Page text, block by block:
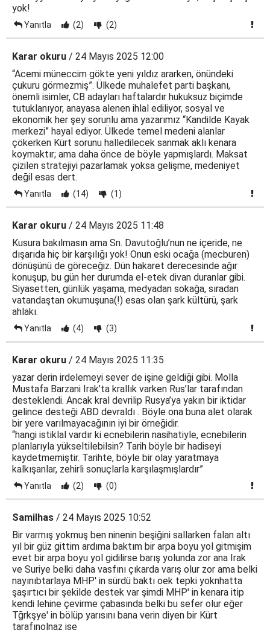
yok!
Yanıtla (2) (2)
Karar okuru / 24 Mayıs 2025 12:00
“Acemi müneccim gökte yeni yıldız ararken, önündeki
çukuru görmezmiş”. Ülkede muhalefet parti başkanı,
önemli isimler, CB adayları haftalardır hukuksuz biçimde
tutuklanıyor, anayasa alenen ihlal ediliyor, sosyal ve
ekonomik her şey sorunlu ama yazarımız “Kandilde Kayak
merkezi” hayal ediyor. Ülkede temel medeni alanlar
çökerken Kürt sorunu halledilecek sanmak aklı kenara
koymaktır; ama daha önce de böyle yapmışlardı. Maksat
çizilen stratejiyi pazarlamak yoksa gelişme, medeniyet
değil esas dert.
Yanıtla (14) (1)
Karar okuru / 24 Mayıs 2025 11:48
Kusura bakılmasın ama Sn. Davutoğlu’nun ne içeride, ne
dışarıda hiç bir karşılığı yok! Onun eski ocağa (mecburen)
dönüşünü de göreceğiz. Dün hakaret derecesinde ağır
konuşup, bu gün her durumda el-etek divan duranlar gibi.
Siyasetten, günlük yaşama, medyadan sokağa, sıradan
vatandaştan okumuşuna(!) esas olan şark kültürü, şark
ahlakı.
Yanıtla (4) (3)
Karar okuru / 24 Mayıs 2025 11:35
yazar derin irdelemeyi sever de işine geldiği gibi. Molla
Mustafa Barzani Irak’ta krallık varken Rus’lar tarafından
desteklendi. Ancak kral devrilip Rusya’ya yakın bir iktidar
gelince desteği ABD devraldı . Böyle ona buna alet olarak
bir yere varılmayacağının iyi bir örneğidir.
“hangi istiklal vardır ki ecnebilerin nasihatiyle, ecnebilerin
planlarıyla yükseltilebilsin? Tarih böyle bir hadiseyi
kaydetmemiştir. Tarihte, böyle bir olay yaratmaya
kalkışanlar, zehirli sonuçlarla karşılaşmışlardır”
Yanıtla (2) (0)
Samilhas / 24 Mayıs 2025 10:52
Bir varmış yokmuş ben ninenin beşiğini sallarken falan altı
yıl bir güz gittim ardıma baktım bir arpa boyu yol gitmişim
evet bir arpa boyu yol gidilirse barış yolunda zor ana Irak
ve Suriye belki daha vasfını çıkarda varış olur zor ama belki
nayınıbtarlaya MHP' in sürdü baktı oek tepki yoknhatta
şaşırtıcı bir şekilde destek var şimdi MHP' in kenara itip
kendi lehine çevirme çabasında belki bu sefer olur eğer
Tğrkşye' in bölüp yarısını bana verin diyen bir Kürt
tarafınolnaz ise